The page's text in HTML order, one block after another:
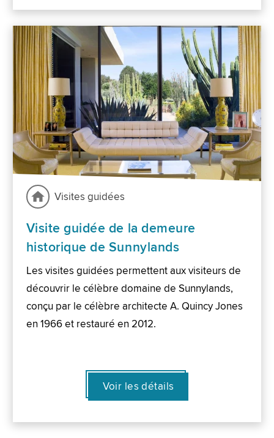
Visites guidées
Visite guidée de la demeure
historique de Sunnylands
Les visites guidées permettent aux visiteurs de
découvrir le célèbre domaine de Sunnylands,
conçu par le célèbre architecte A. Quincy Jones
en 1966 et restauré en 2012.
Voir les détails